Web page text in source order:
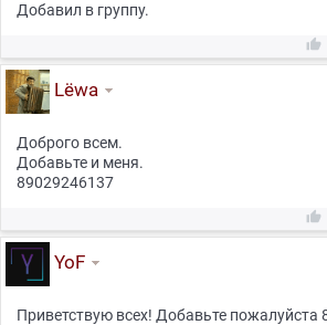
Добавил в группу.

Lёwa
Доброго всем.
Добавьте и меня.
89029246137

YoF
Приветствую всех! Добавьте пожалуйста